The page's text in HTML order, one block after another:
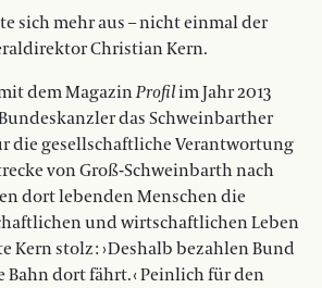
sich mehr aus – nicht einmal der
Christian Kern.
dem MagazinProfilim Jahr 2013
das Schweinbarther
die gesellschaftliche Verantwortung
von Groß-Schweinbarth nach
dort lebenden Menschen die
und wirtschaftlichen Leben
stolz : › Deshalb bezahlen Bund
dort fährt. ‹ Peinlich für den